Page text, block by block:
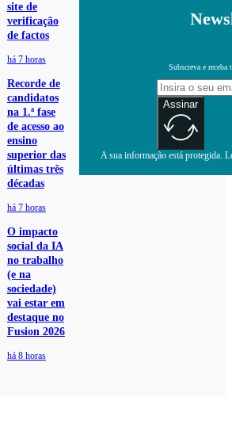
site de
verificação
de factos
há 7 horas
Recorde de
candidatos
na 1.ª fase
de acesso ao
ensino
superior das
últimas três
décadas
há 7 horas
O impacto
social da IA
no trabalho
(e na
sociedade)
vai estar em
destaque no
Fusion 2026
há 8 horas
Subscreva e receba
Assinar
A sua informação está protegida.